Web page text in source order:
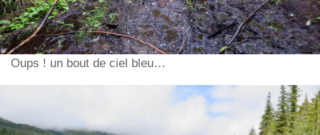
Oups ! un bout de ciel bleu…